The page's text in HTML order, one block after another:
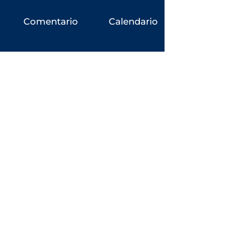
Comentario Calendario